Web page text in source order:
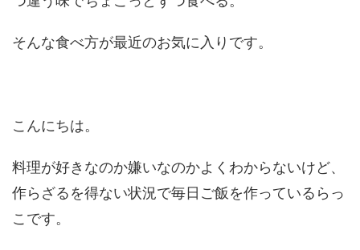
そんな食べ方が最近のお気に入りです。
こんにちは。
料理が好きなのか嫌いなのかよくわからないけど、
作らざるを得ない状況で毎日ご飯を作っているらっ
こです。